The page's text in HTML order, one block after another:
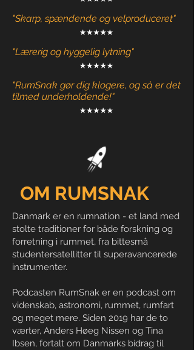
"Skarp, spændende og velproduceret"
"Lærerig og hyggelig lytning"
"RumSnak gør dig klogere, og så er det
tilmed underholdende!"
OM RUMSNAK
Danmark er en rumnation - et land med
stolte traditioner for både forskning og
forretning i rummet, fra bittesmå
studentersatellitter til superavancerede
instrumenter.
Podcasten RumSnak er en podcast om
videnskab, astronomi, rummet, rumfart
og meget mere. Siden 2019 har de to
værter, Anders Høeg Nissen og Tina
Ibsen, fortalt om Danmarks bidrag til